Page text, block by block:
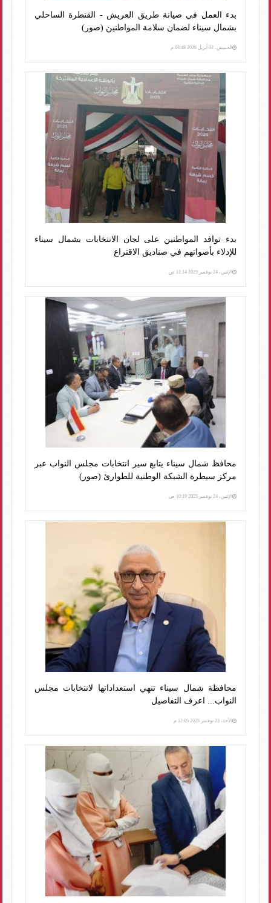
بدء العمل في صيانة طريق العريش - القنطرة الساحلي
بشمال سيناء لضمان سلامة المواطنين (صور)
الخميس، 02 أبريل 2026 03:48 م
بدء توافد المواطنين على لجان الانتخابات بشمال سيناء
للإدلاء بأصواتهم في صناديق الاقتراع
الإثنين، 24 نوفمبر 2025 11:14 ص
محافظ شمال سيناء يتابع سير انتخابات مجلس النواب عبر
مركز سيطرة الشبكة الوطنية للطوارئ (صور)
الإثنين، 24 نوفمبر 2025 10:19 ص
محافظة شمال سيناء تنهي استعداداتها لانتخابات مجلس
النواب... اعرف التفاصيل
الأحد، 23 نوفمبر 2025 12:05 م